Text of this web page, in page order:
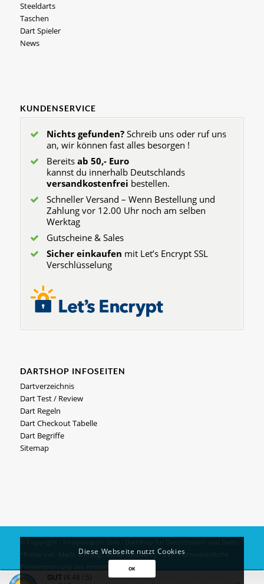
Steeldarts
Taschen
Dart Spieler
News
KUNDENSERVICE
Nichts gefunden?Schreib uns oder ruf uns
an, wir können fast alles besorgen !
Bereits ab 50,- Euro
kannst du innerhalb Deutschlands
versandkostenfrei bestellen.
Schneller Versand – Wenn Bestellung und
Zahlung vor 12.00 Uhr noch am selben
Werktag
Gutscheine & Sales
Sicher einkaufen mit Let’s Encrypt SSL
Verschlüsselung
DARTSHOP INFOSEITEN
Dartverzeichnis
Dart Test / Review
Dart Regeln
Dart Checkout Tabelle
Dart Begriffe
Sitemap
© Copyright - Kneipensport.com - Dartshop für Dartscheiben und Darts
*Preise inkl. MwSt und zzgl.Versandkosten| *UVP = Unverbindliche
Preisempfehlung des Herstellers
Impressum| Datenschutz
Diese Webseite nutzt Cookies
OK
GUT (4.48 / 5)